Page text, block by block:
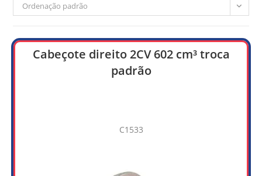
Ordenação padrão
Cabeçote direito 2CV 602 cm³ troca
padrão
C1533